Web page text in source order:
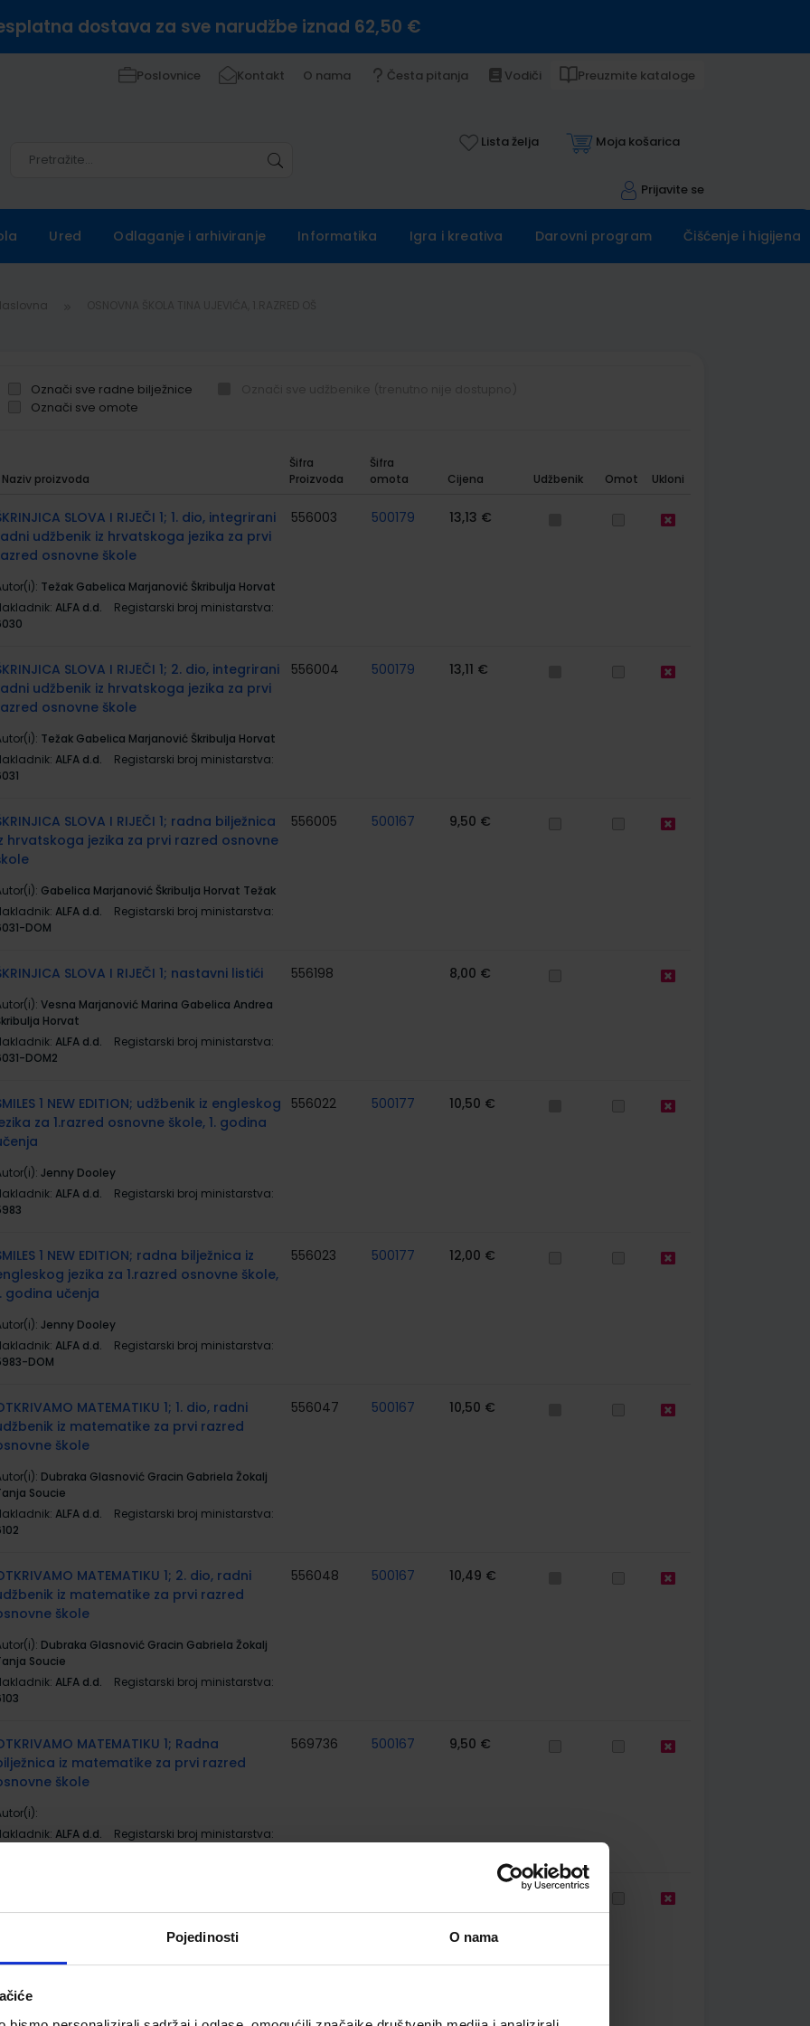
Pojedinosti O nama
dostava za sve narudžbe iznad 62,50 €
Poslovnice Kontakt O nama Česta pitanja Vodiči Preuzmite kataloge
Lista želja Moja košarica
Prijavite se
Ured Odlaganje i arhiviranje Informatika Igra i kreativa Darovni program Čišćenje i higijena
Označi sve radne bilježnice
Označi sve omote
Naziv proizvoda
Šifra
Proizvoda
Šifra
omota
Cijena Udžbenik Omot Ukloni
SLOVA I RIJEČI 1; 1. dio, integrirani
udžbenik iz hrvatskoga jezika za prvi
osnovne škole
Težak Gabelica Marjanović Škribulja Horvat
ALFA d.d.
Registarski broj ministarstva:
556003 500179 13,13 €
SLOVA I RIJEČI 1; 2. dio, integrirani
udžbenik iz hrvatskoga jezika za prvi
osnovne škole
Težak Gabelica Marjanović Škribulja Horvat
ALFA d.d.
Registarski broj ministarstva:
556004 500179 13,11 €
SLOVA I RIJEČI 1; radna bilježnica
hrvatskoga jezika za prvi razred osnovne
Gabelica Marjanović Škribulja Horvat Težak
ALFA d.d.
Registarski broj ministarstva:
DOM
556005 500167 9,50 €
SLOVA I RIJEČI 1; nastavni listići
Vesna Marjanović Marina Gabelica Andrea
Horvat
ALFA d.d.
Registarski broj ministarstva:
DOM2
556198 8,00 €
1 NEW EDITION; udžbenik iz engleskog
za 1.razred osnovne škole, 1. godina
Jenny Dooley
ALFA d.d.
Registarski broj ministarstva:
556022 500177 10,50 €
1 NEW EDITION; radna bilježnica iz
jezika za 1.razred osnovne škole,
godina učenja
Jenny Dooley
ALFA d.d.
Registarski broj ministarstva:
DOM
556023 500177 12,00 €
MATEMATIKU 1; 1. dio, radni
iz matematike za prvi razred
škole
Dubraka Glasnović Gracin Gabriela Žokalj
Soucie
ALFA d.d.
Registarski broj ministarstva:
556047 500167 10,50 €
MATEMATIKU 1; 2. dio, radni
iz matematike za prvi razred
škole
Dubraka Glasnović Gracin Gabriela Žokalj
Soucie
ALFA d.d.
Registarski broj ministarstva:
556048 500167 10,49 €
MATEMATIKU 1; Radna
iz matematike za prvi razred
škole
ALFA d.d.
Registarski broj ministarstva:
569736 500167 9,50 €
iz matematike za prvi razred
Dubravka Glasnović Gracin Gabriela Žokalj
DOM2